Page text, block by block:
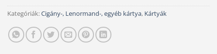
Kategóriák:Cigány-, Lenormand-, egyéb kártya, Kártyák